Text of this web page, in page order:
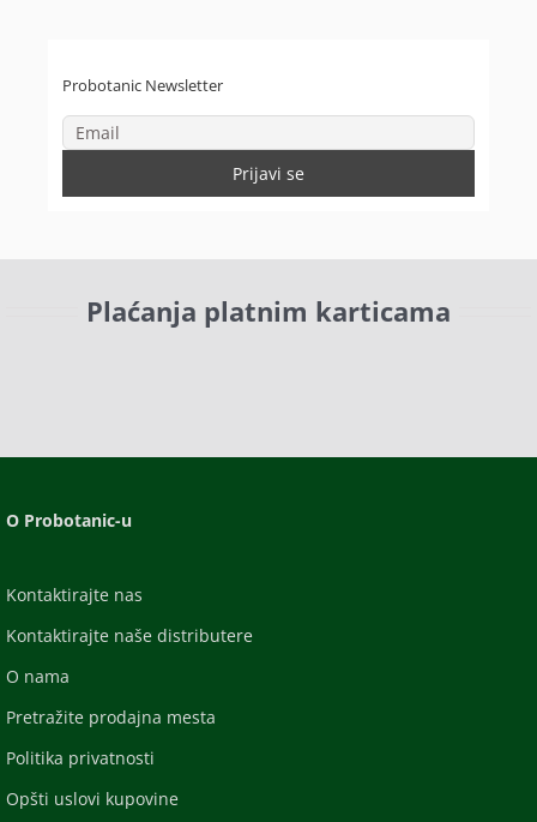
Probotanic Newsletter
Plaćanja platnim karticama
O Probotanic-u
Kontaktirajte nas
Kontaktirajte naše distributere
O nama
Pretražite prodajna mesta
Politika privatnosti
Opšti uslovi kupovine